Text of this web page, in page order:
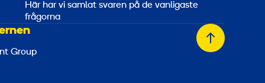
Här har vi samlat svaren på de vanligaste
frågorna
Group
Tillbaka